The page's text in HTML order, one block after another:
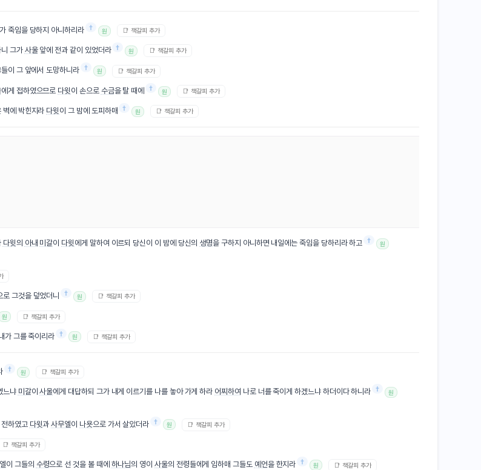
죽임을 당하지 아니하리라 † 원 📑 책갈피 추가
그가 사울앞에 전과 같이 있었더라 † 원 📑 책갈피 추가
이 그 앞에서 도망하니라 † 원 📑 책갈피 추가
에게 접하였으므로 다윗 이 손으로 수금을 탈 때에 † 원 📑 책갈피 추가
벽에 박힌지라 다윗 이 그 밤에 도피하매 † 원 📑 책갈피 추가
다윗의 아내 미갈이 다윗 에게 말하여 이르되 당신이 이 밤에 당신의 생명을 구하지 아니하면 내일에는 죽임을 당하리라 하고 † 원
로 그것을 덮었더니 † 원 📑 책갈피 추가
원 📑 책갈피 추가
가 그를 죽이리라 † 원 📑 책갈피 추가
† 원 📑 책갈피 추가
느냐 미갈이사울에게 대답하되 그가 내게 이르기를 나를 놓아 가게 하라 어찌하여 나로 너를 죽이게 하겠느냐 하더이다 하니라 † 원
하였고 다윗과사무엘이 나욧으로 가서 살았더라 † 원 📑 책갈피 추가
📑 책갈피 추가
이 그들의 수령으로 선 것을 볼 때에 하나님의 영이 사울의 전령들에게 임하매 그들도 예언을 한지라 † 원 📑 책갈피 추가